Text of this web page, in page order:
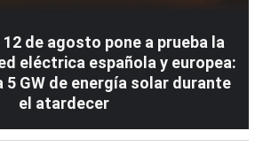
de agosto pone a prueba la
eléctrica española y europea:
5 GW de energía solar durante
el atardecer